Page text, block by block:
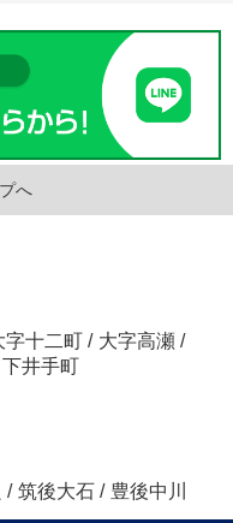
へ
字十二町 / 大字高瀬 /
下井手町
/ 筑後大石 / 豊後中川